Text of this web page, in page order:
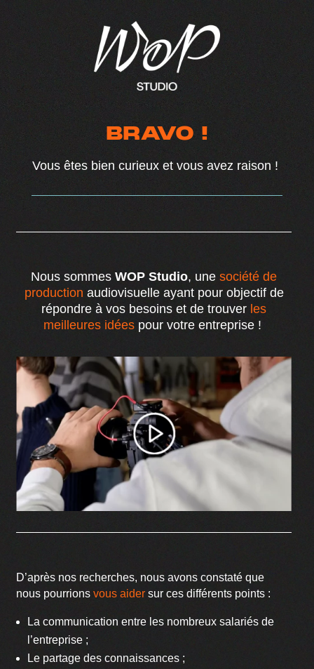
BRAVO !
Vous êtes bien curieux et vous avez raison !
Nous sommes WOP Studio, une société de
production audiovisuelle ayant pour objectif de
répondre à vos besoins et de trouver les
meilleures idéespour votre entreprise !
D’après nos recherches, nous avons constaté que
nous pourrionsvous aider sur ces différents points :
La communication entre les nombreux salariés de
l’entreprise ;
Le partage des connaissances ;